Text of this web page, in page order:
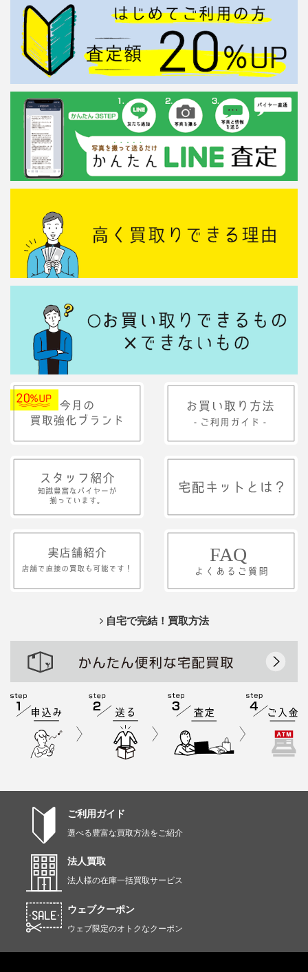
自宅で完結！買取方法
ご利用ガイド
選べる豊富な買取方法をご紹介
法人買取
法人様の在庫一括買取サービス
ウェブクーポン
ウェブ限定のオトクなクーポン